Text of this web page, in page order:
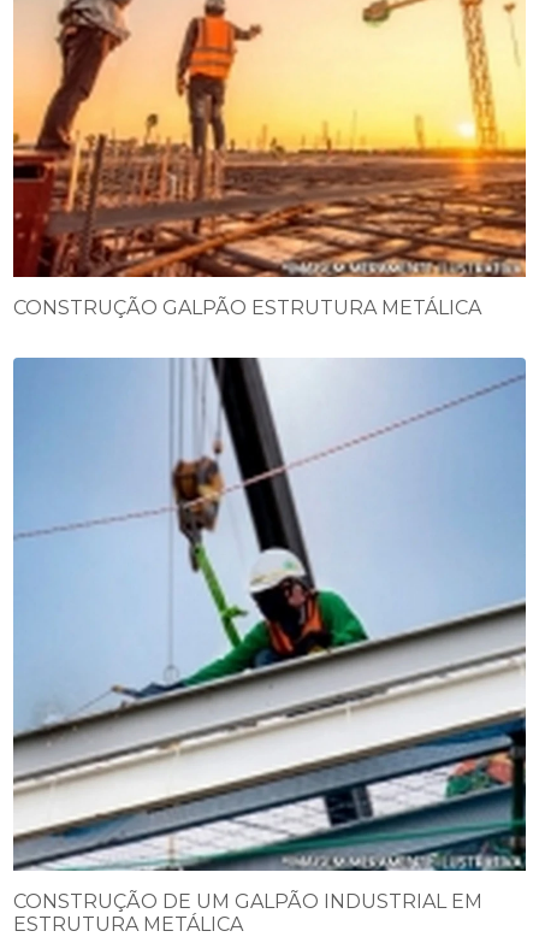
CONSTRUÇÃO GALPÃO ESTRUTURA METÁLICA
CONSTRUÇÃO DE UM GALPÃO INDUSTRIAL EM
ESTRUTURA METÁLICA